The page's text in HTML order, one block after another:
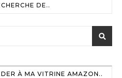
DE..
À MA VITRINE AMAZON..